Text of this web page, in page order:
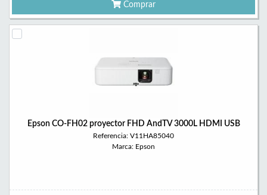
Comprar
Epson CO-FH02 proyector FHD AndTV 3000L HDMI USB
Referencia: V11HA85040
Marca: Epson